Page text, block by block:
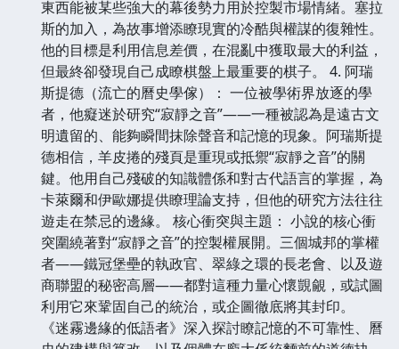
東西能被某些強大的幕後勢力用於控製市場情緒。塞拉
斯的加入，為故事增添瞭現實的冷酷與權謀的復雜性。
他的目標是利用信息差價，在混亂中獲取最大的利益，
但最終卻發現自己成瞭棋盤上最重要的棋子。 4. 阿瑞
斯提德（流亡的曆史學傢）： 一位被學術界放逐的學
者，他癡迷於研究“寂靜之音”——一種被認為是遠古文
明遺留的、能夠瞬間抹除聲音和記憶的現象。阿瑞斯提
德相信，羊皮捲的殘頁是重現或抵禦“寂靜之音”的關
鍵。他用自己殘破的知識體係和對古代語言的掌握，為
卡萊爾和伊歐娜提供瞭理論支持，但他的研究方法往往
遊走在禁忌的邊緣。 核心衝突與主題： 小說的核心衝
突圍繞著對“寂靜之音”的控製權展開。三個城邦的掌權
者——鐵冠堡壘的執政官、翠綠之環的長老會、以及遊
商聯盟的秘密高層——都對這種力量心懷覬覦，或試圖
利用它來鞏固自己的統治，或企圖徹底將其封印。
《迷霧邊緣的低語者》深入探討瞭記憶的不可靠性、曆